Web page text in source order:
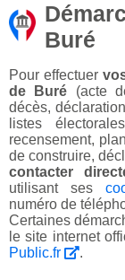
Buré
Pour effectuer
de Buré (acte
décès,
listes
recensement,
de construire,
contacter
utilisant ses
numéro de
Certaines
le site internet
Public.fr
.